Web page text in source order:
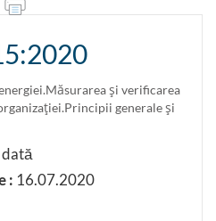
şi verificarea
generale şi
: 16.07.2020